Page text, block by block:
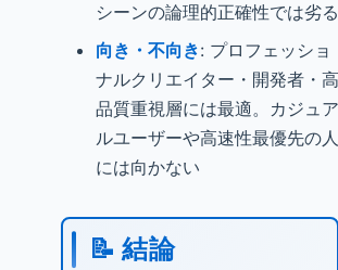
シーンの論理的正確性では劣る
向き・不向き: プロフェッショ
ナルクリエイター・開発者・高
品質重視層には最適。カジュア
ルユーザーや高速性最優先の人
には向かない
📝 結論